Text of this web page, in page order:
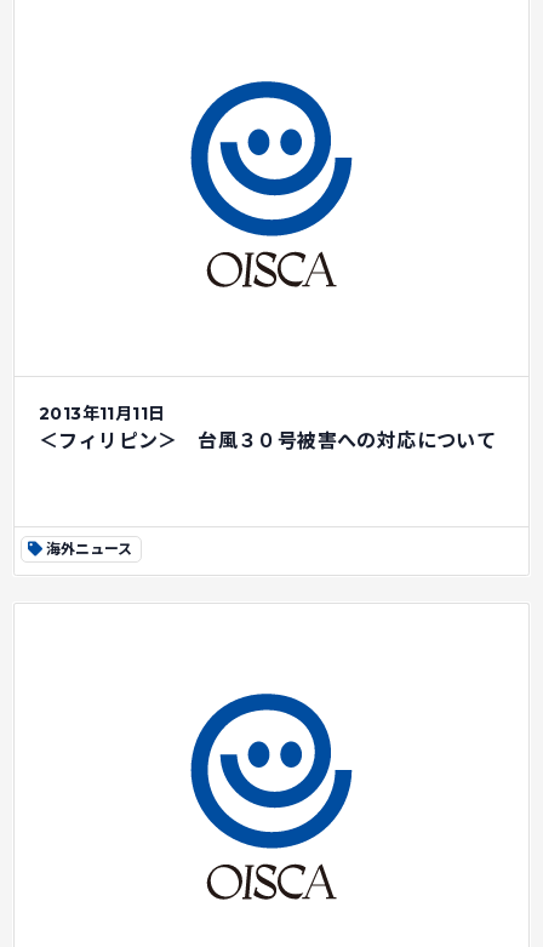
2013年11月11日
＜フィリピン＞ 台風３０号被害への対応について
海外ニュース